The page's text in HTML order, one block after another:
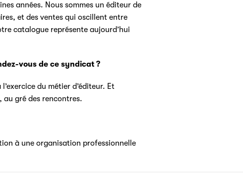
années. Nous sommes un éditeur de
et des ventes qui oscillent entre
catalogue représente aujourd’hui
vous de ce syndicat ?
du métier d’éditeur. Et
au gré des rencontres.
à une organisation professionnelle